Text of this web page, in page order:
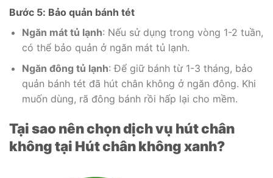
Bước 5: Bảo quản bánh tét
Ngăn mát tủ lạnh: Nếu sử dụng trong vòng 1-2 tuần,
có thể bảo quản ở ngăn mát tủ lạnh.
Ngăn đông tủ lạnh: Để giữ bánh từ 1-3 tháng, bảo
quản bánh tét đã hút chân không ở ngăn đông. Khi
muốn dùng, rã đông bánh rồi hấp lại cho mềm.
Tại sao nên chọn dịch vụ hút chân
không tại Hút chân không xanh?